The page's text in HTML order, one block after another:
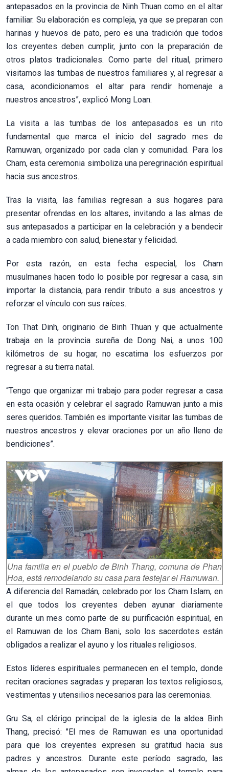
antepasados en la provincia de Ninh Thuan como en el altar
familiar. Su elaboración es compleja, ya que se preparan con
harinas y huevos de pato, pero es una tradición que todos
los creyentes deben cumplir, junto con la preparación de
otros platos tradicionales. Como parte del ritual, primero
visitamos las tumbas de nuestros familiares y, al regresar a
casa, acondicionamos el altar para rendir homenaje a
nuestros ancestros”, explicó Mong Loan.
La visita a las tumbas de los antepasados es un rito
fundamental que marca el inicio del sagrado mes de
Ramuwan, organizado por cada clan y comunidad. Para los
Cham, esta ceremonia simboliza una peregrinación espiritual
hacia sus ancestros.
Tras la visita, las familias regresan a sus hogares para
presentar ofrendas en los altares, invitando a las almas de
sus antepasados a participar en la celebración y a bendecir
a cada miembro con salud, bienestar y felicidad.
Por esta razón, en esta fecha especial, los Cham
musulmanes hacen todo lo posible por regresar a casa, sin
importar la distancia, para rendir tributo a sus ancestros y
reforzar el vínculo con sus raíces.
Ton That Dinh, originario de Binh Thuan y que actualmente
trabaja en la provincia sureña de Dong Nai, a unos 100
kilómetros de su hogar, no escatima los esfuerzos por
regresar a su tierra natal.
“Tengo que organizar mi trabajo para poder regresar a casa
en esta ocasión y celebrar el sagrado Ramuwan junto a mis
seres queridos. También es importante visitar las tumbas de
nuestros ancestros y elevar oraciones por un año lleno de
bendiciones”.
Una familia en el pueblo de Binh Thang, comuna de Phan
Hoa, está remodelando su casa para festejar el Ramuwan.
A diferencia del Ramadán, celebrado por los Cham Islam, en
el que todos los creyentes deben ayunar diariamente
durante un mes como parte de su purificación espiritual, en
el Ramuwan de los Cham Bani, solo los sacerdotes están
obligados a realizar el ayuno y los rituales religiosos.
Estos líderes espirituales permanecen en el templo, donde
recitan oraciones sagradas y preparan los textos religiosos,
vestimentas y utensilios necesarios para las ceremonias.
Gru Sa, el clérigo principal de la iglesia de la aldea Binh
Thang, precisó: "El mes de Ramuwan es una oportunidad
para que los creyentes expresen su gratitud hacia sus
padres y ancestros. Durante este período sagrado, las